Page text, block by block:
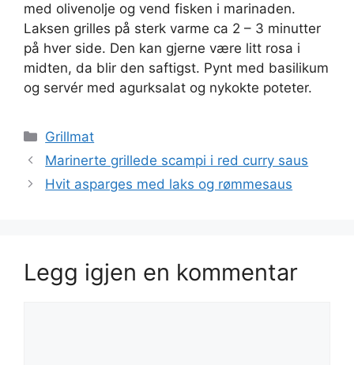
med olivenolje og vend fisken i marinaden.
Laksen grilles på sterk varme ca 2 – 3 minutter
på hver side. Den kan gjerne være litt rosa i
midten, da blir den saftigst. Pynt med basilikum
og servér med agurksalat og nykokte poteter.
Kategorier
Grillmat
Marinerte grillede scampi i red curry saus
Hvit asparges med laks og rømmesaus
Legg igjen en kommentar